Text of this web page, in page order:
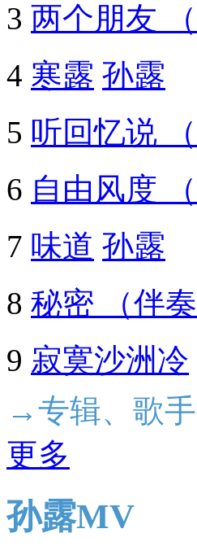
3 两个朋友 （
4 寒露 孙露
5 听回忆说 （
6 自由风度 （
7 味道 孙露
8 秘密 （伴奏
9 寂寞沙洲冷
→专辑、歌
更多
孙露MV